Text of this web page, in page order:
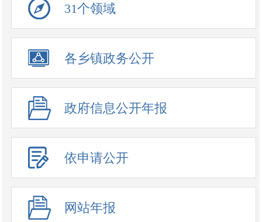
31个领域
各乡镇政务公开
政府信息公开年报
依申请公开
网站年报